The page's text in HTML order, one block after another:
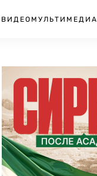
ВИДЕО МУЛЬТИМЕДИА